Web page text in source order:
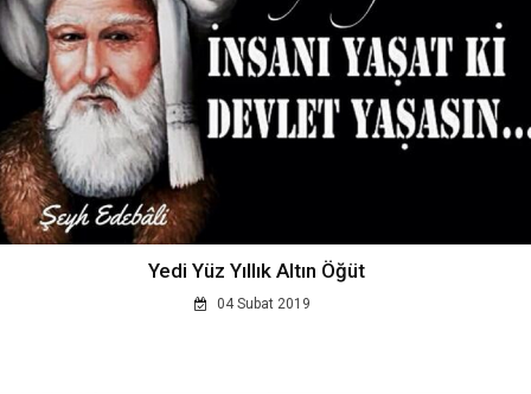
Yedi Yüz Yıllık Altın Öğüt
04 Subat 2019